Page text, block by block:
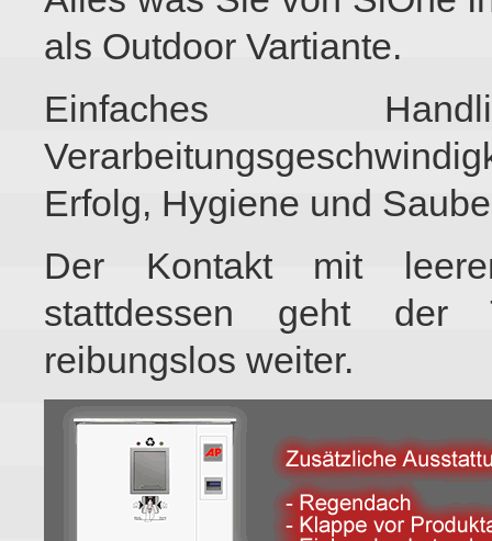
als Outdoor Vartiante.
Einfaches
Erfolg, Hygiene und
Der Kontakt mit
stattdessen geht der
reibungslos weiter.